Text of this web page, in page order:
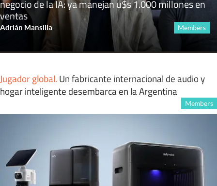
negocio de la IA: ya manejan u$s 1.000 millones en
ventas
Adrián Mansilla Members
Jugador global. Un fabricante internacional de audio y
hogar inteligente desembarca en la Argentina
Members